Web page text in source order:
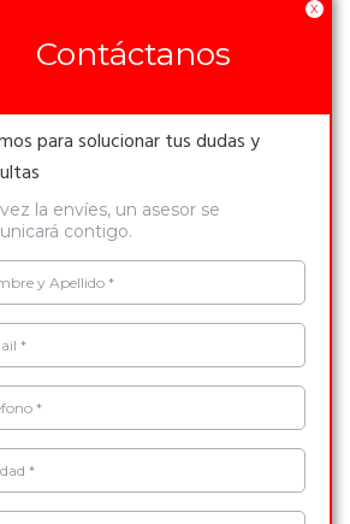
de obras
para proyectos llave en mano.
X
Contáctanos
para solucionar tus dudas y
la envíes, un asesor se
contigo.
y Apellido *
*
*
*